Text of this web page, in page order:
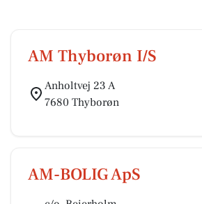
AM Thyborøn I/S
Anholtvej 23 A
7680 Thyborøn
AM-BOLIG ApS